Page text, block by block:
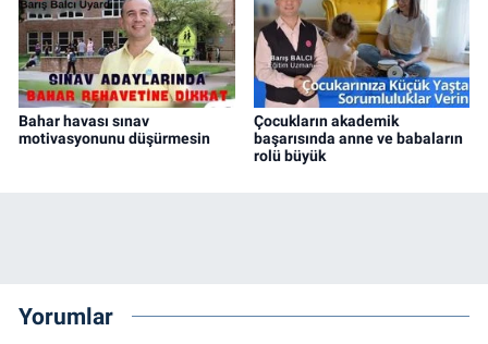
Bahar havası sınav
motivasyonunu düşürmesin
Çocukların akademik
başarısında anne ve babaların
rolü büyük
Yorumlar